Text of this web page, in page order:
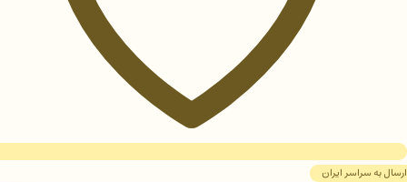
ارسال به سراسر ایران